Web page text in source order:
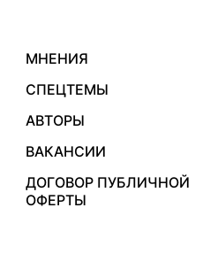
МНЕНИЯ
СПЕЦТЕМЫ
АВТОРЫ
ВАКАНСИИ
ДОГОВОР ПУБЛИЧНОЙ
ОФЕРТЫ